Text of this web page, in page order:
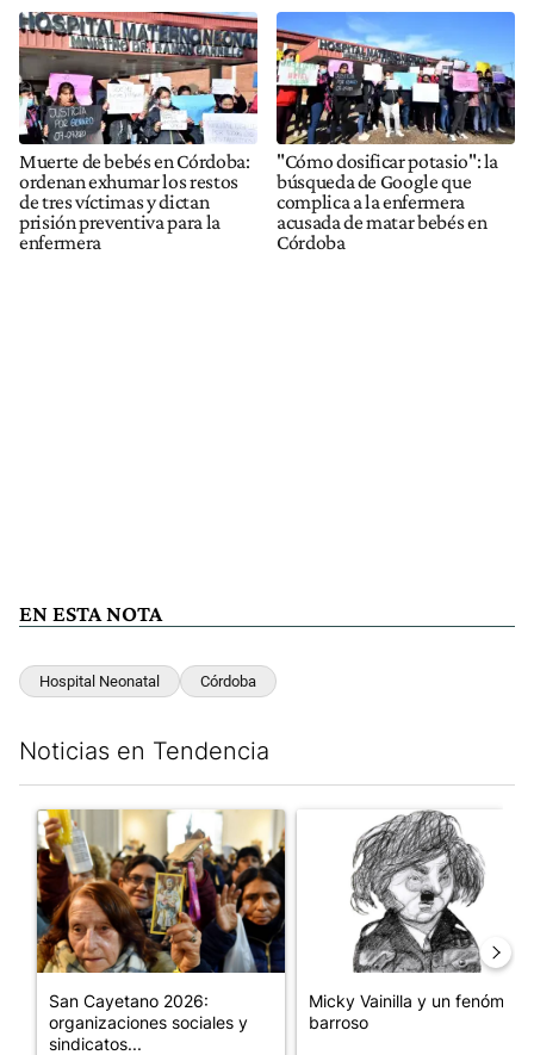
Muerte de bebés en Córdoba:
ordenan exhumar los restos
de tres víctimas y dictan
prisión preventiva para la
enfermera
"Cómo dosificar potasio": la
búsqueda de Google que
complica a la enfermera
acusada de matar bebés en
Córdoba
EN ESTA NOTA
Hospital Neonatal Córdoba
Noticias en Tendencia
Un artículo de tendencia con el título "San Cayetano 2026:
San Cayetano 2026:
organizaciones sociales y
sindicatos...
Un artículo de tendencia
Micky Vainilla y un fenómeno
barroso